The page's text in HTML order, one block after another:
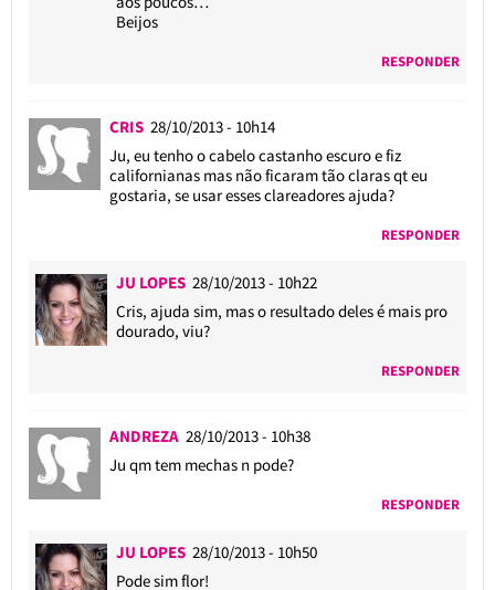
Beijos
RESPONDER
CRIS 28/10/2013 - 10h14
Ju, eu tenho o cabelo castanho escuro e fiz
californianas mas não ficaram tão claras qt eu
gostaria, se usar esses clareadores ajuda?
RESPONDER
JU LOPES 28/10/2013 - 10h22
Cris, ajuda sim, mas o resultado deles é mais pro
dourado, viu?
RESPONDER
ANDREZA 28/10/2013 - 10h38
Ju qm tem mechas n pode?
RESPONDER
JU LOPES 28/10/2013 - 10h50
Pode sim flor!